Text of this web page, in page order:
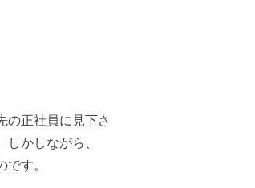
の正社員に見下さ
かしながら、
す。